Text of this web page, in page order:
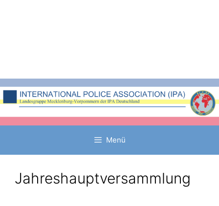
Menü
Jahreshauptversammlung